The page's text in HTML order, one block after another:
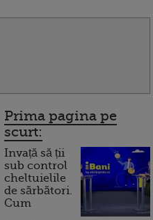
Prima pagina pe
scurt:
Invață să ții
sub control
cheltuielile
de sărbători.
Cum